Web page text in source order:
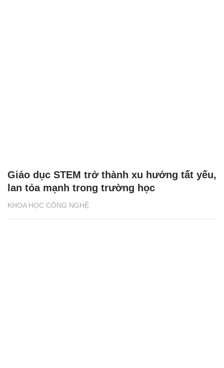
KHOA HỌC CÔNG NGHỆ
Giáo dục STEM trở thành xu hướng tất yếu,
lan tỏa mạnh trong trường học